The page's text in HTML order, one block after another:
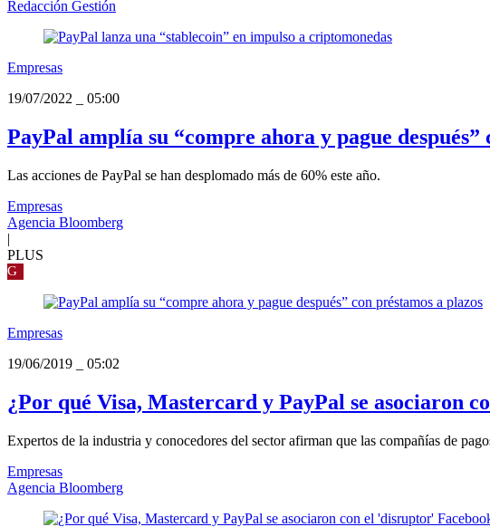
Redacción Gestión
Empresas
19/07/2022
05:00
PayPal amplía su “compre ahora y pague después”
Las acciones de PayPal se han desplomado más de 60% este año.
Empresas
Agencia Bloomberg
|
PLUS
G
Empresas
19/06/2019
05:02
¿Por qué Visa, Mastercard y PayPal se asociaron
Expertos de la industria y conocedores del sector afirman que las compañías de
Empresas
Agencia Bloomberg